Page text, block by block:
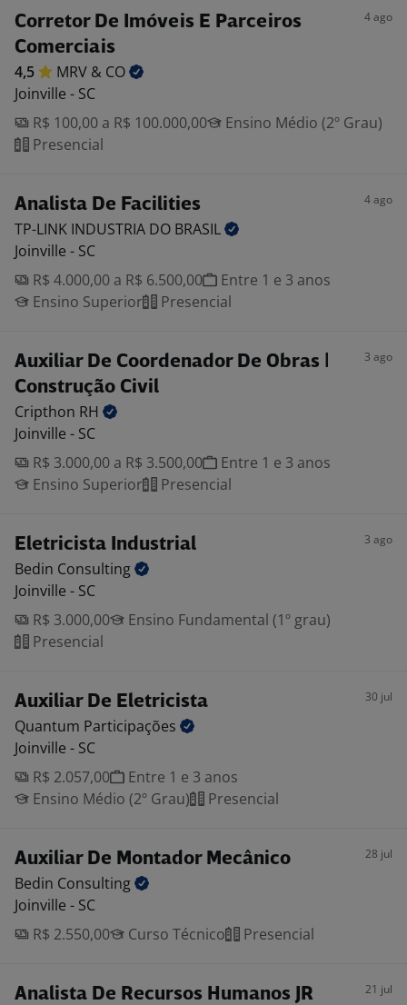
Corretor De Imóveis E Parceiros
Comerciais
4 ago
4,5 MRV & CO
Joinville - SC
R$ 100,00 a R$ 100.000,00
Ensino Médio (2º Grau)
Presencial
Analista De Facilities 4 ago
TP-LINK INDUSTRIA DO BRASIL
Joinville - SC
R$ 4.000,00 a R$ 6.500,00
Entre 1 e 3 anos
Ensino Superior
Presencial
Auxiliar De Coordenador De Obras |
Construção Civil
3 ago
Cripthon RH
Joinville - SC
R$ 3.000,00 a R$ 3.500,00
Entre 1 e 3 anos
Ensino Superior
Presencial
Eletricista Industrial 3 ago
Bedin Consulting
Joinville - SC
R$ 3.000,00
Ensino Fundamental (1º grau)
Presencial
Auxiliar De Eletricista 30 jul
Quantum Participações
Joinville - SC
R$ 2.057,00
Entre 1 e 3 anos
Ensino Médio (2º Grau)
Presencial
Auxiliar De Montador Mecânico 28 jul
Bedin Consulting
Joinville - SC
R$ 2.550,00
Curso Técnico Presencial
Analista De Recursos Humanos JR
21 jul